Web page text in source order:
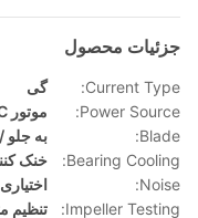
جزئیات محصول
Current Type:
گی
Power Source:
موتور AC سه فاز
Blade:
به
Bearing Cooling:
خنک
Noise:
اختیاری
Impeller Testing:
تنظیم